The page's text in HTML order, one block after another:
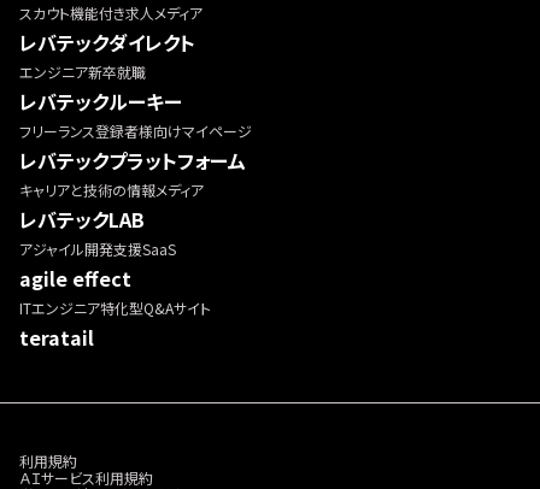
スカウト機能付き求人メディア
レバテックダイレクト
エンジニア新卒就職
レバテックルーキー
フリーランス登録者様向けマイページ
レバテックプラットフォーム
キャリアと技術の情報メディア
レバテックLAB
アジャイル開発支援SaaS
agile effect
ITエンジニア特化型Q&Aサイト
teratail
利用規約
ＡＩサービス利用規約